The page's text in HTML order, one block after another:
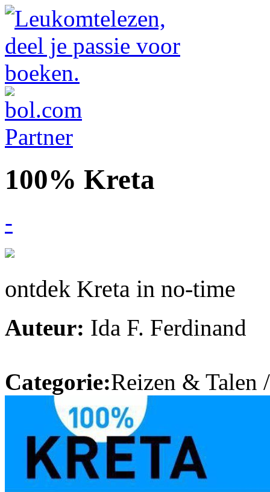
100% Kreta
-
ontdek Kreta in no-time
Auteur: Ida F. Ferdinand
Categorie:Reizen & Talen